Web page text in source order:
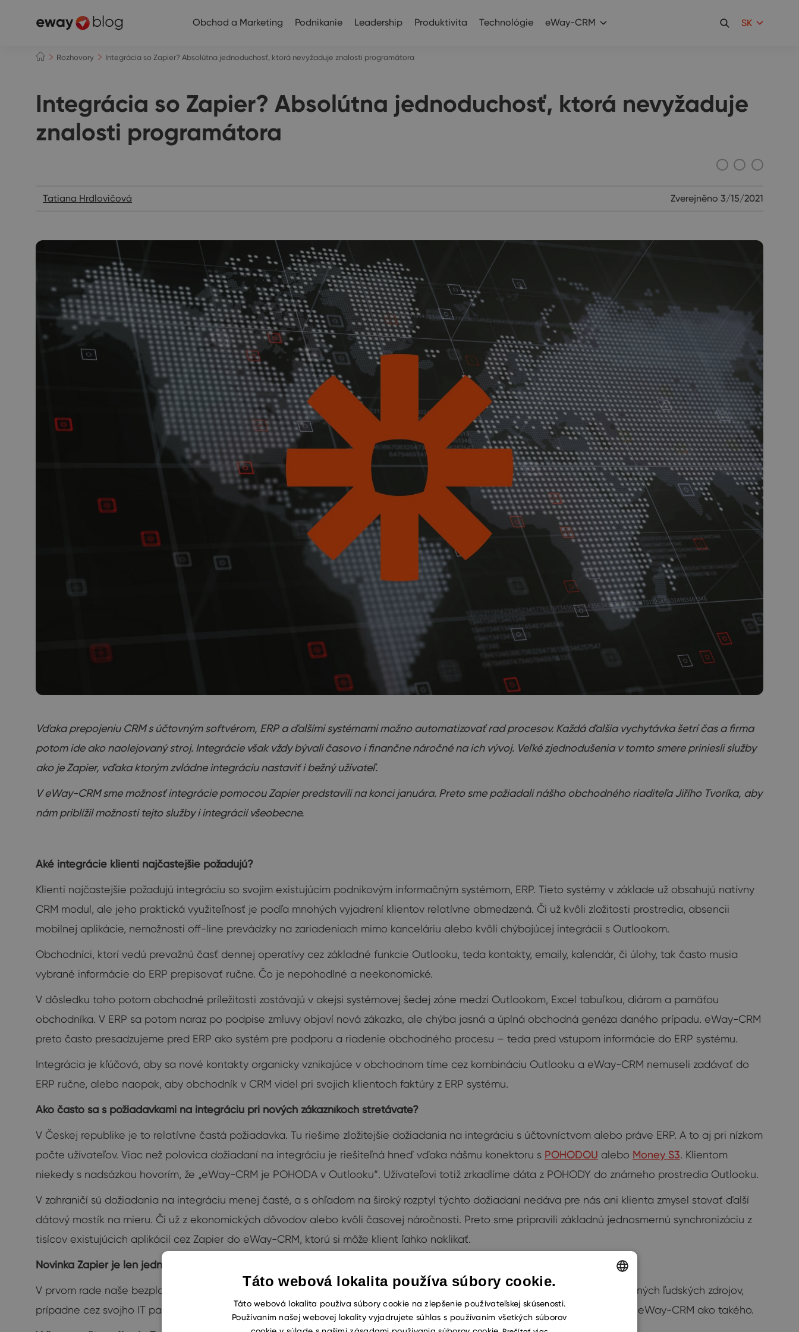
Obchod a Marketing Podnikanie Leadership Produktivita Technológie eWay-CRM SK
Rozhovory Integrácia so Zapier? Absolútna jednoduchosť, ktorá nevyžaduje znalosti programátora
Integrácia so Zapier? Absolútna jednoduchosť, ktorá nevyžaduje
znalosti programátora
Tatiana Hrdlovičová Zverejněno 3/15/2021
Vďaka prepojeniu CRM s účtovným softvérom, ERP a ďalšími systémami možno automatizovať rad procesov. Každá ďalšia vychytávka šetrí čas a firma
potom ide ako naolejovaný stroj. Integrácie však vždy bývali časovo i finančne náročné na ich vývoj. Veľké zjednodušenia v tomto smere priniesli služby
ako je Zapier, vďaka ktorým zvládne integráciu nastaviť i bežný užívateľ.
V eWay-CRM sme možnosť integrácie pomocou Zapier predstavili na konci januára. Preto sme požiadali nášho obchodného riaditeľa Jiřího Tvoríka, aby
nám priblížil možnosti tejto služby i integrácií všeobecne.
Aké integrácie klienti najčastejšie požadujú?
Klienti najčastejšie požadujú integráciu so svojim existujúcim podnikovým informačným systémom, ERP. Tieto systémy v základe už obsahujú natívny
CRM modul, ale jeho praktická využiteľnosť je podľa mnohých vyjadrení klientov relatívne obmedzená. Či už kvôli zložitosti prostredia, absencii
mobilnej aplikácie, nemožnosti off-line prevádzky na zariadeniach mimo kanceláriu alebo kvôli chýbajúcej integrácii s Outlookom.
Obchodníci, ktorí vedú prevažnú časť dennej operatívy cez základné funkcie Outlooku, teda kontakty, emaily, kalendár, či úlohy, tak často musia
vybrané informácie do ERP prepisovať ručne. Čo je nepohodlné a neekonomické.
V dôsledku toho potom obchodné príležitosti zostávajú v akejsi systémovej šedej zóne medzi Outlookom, Excel tabuľkou, diárom a pamäťou
obchodníka. V ERP sa potom naraz po podpise zmluvy objaví nová zákazka, ale chýba jasná a úplná obchodná genéza daného prípadu. eWay-CRM
preto často presadzujeme pred ERP ako systém pre podporu a riadenie obchodného procesu – teda pred vstupom informácie do ERP systému.
Integrácia je kľúčová, aby sa nové kontakty organicky vznikajúce v obchodnom tíme cez kombináciu Outlooku a eWay-CRM nemuseli zadávať do
ERP ručne, alebo naopak, aby obchodník v CRM videl pri svojich klientoch faktúry z ERP systému.
Ako často sa s požiadavkami na integráciu pri nových zákazníkoch stretávate?
V Českej republike je to relatívne častá požiadavka. Tu riešime zložitejšie dožiadania na integráciu s účtovníctvom alebo práve ERP. A to aj pri nízkom
počte užívateľov. Viac než polovica dožiadaní na integráciu je riešiteľná hneď vďaka nášmu konektoru s POHODOU alebo Money S3. Klientom
niekedy s nadsázkou hovorím, že „eWay-CRM je POHODA v Outlooku“. Užívateľovi totiž zrkadlíme dáta z POHODY do známeho prostredia Outlooku.
V zahraničí sú dožiadania na integráciu menej časté, a s ohľadom na široký rozptyl týchto dožiadaní nedáva pre nás ani klienta zmysel stavať ďalší
dátový mostík na mieru. Či už z ekonomických dôvodov alebo kvôli časovej náročnosti. Preto sme pripravili základnú jednosmernú synchronizáciu z
tisícov existujúcich aplikácií cez Zapier do eWay-CRM, ktorú si môže klient ľahko naklikať.
Novinka Zapier je len jednou z možností. Aké sú ďalšie možnosti integrácie?
V prvom rade naše bezplatné eWay-CRM API vrátane detailnej technickej dokumentácie. Klient si tak môže s využitím vlastných ľudských zdrojov,
prípadne cez svojho IT partnera, zaistiť po svojej osi požadovanú integráciu. My sa tak môžeme sústrediť primárne na vývoj eWay-CRM ako takého.
Táto webová lokalita používa súbory cookie.
Táto webová lokalita používa súbory cookie na zlepšenie používateľskej skúsenosti.
Používaním našej webovej lokality vyjadrujete súhlas s používaním všetkých súborov